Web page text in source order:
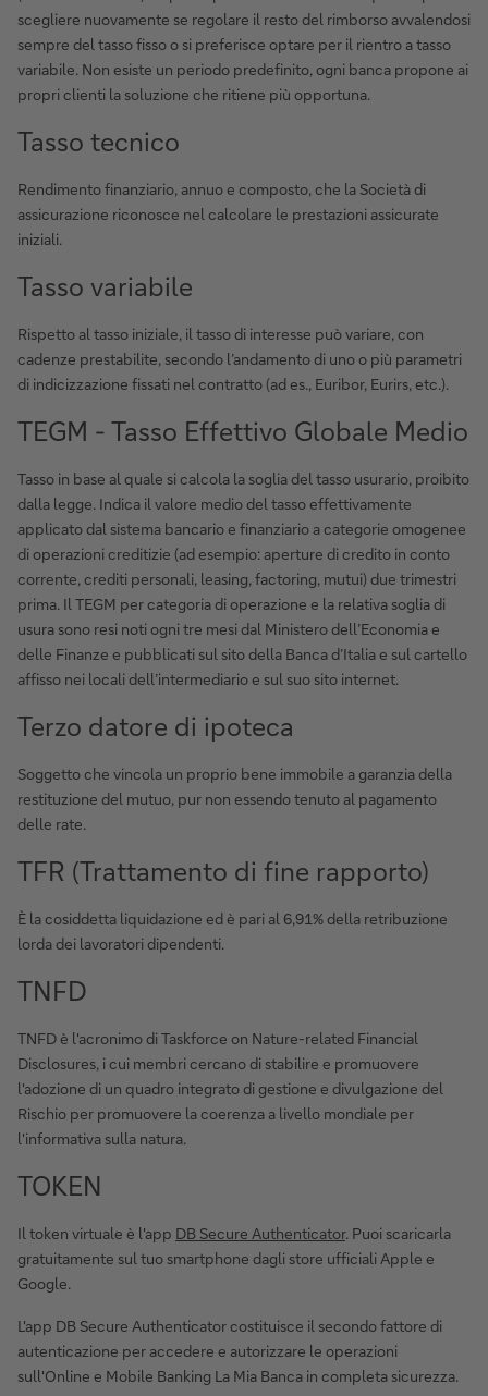
scegliere nuovamente se regolare il resto del rimborso avvalendosi
sempre del tasso fisso o si preferisce optare per il rientro a tasso
variabile. Non esiste un periodo predefinito, ogni banca propone ai
propri clienti la soluzione che ritiene più opportuna.
Tasso tecnico
Rendimento finanziario, annuo e composto, che la Società di
assicurazione riconosce nel calcolare le prestazioni assicurate
iniziali.
Tasso variabile
Rispetto al tasso iniziale, il tasso di interesse può variare, con
cadenze prestabilite, secondo l’andamento di uno o più parametri
di indicizzazione fissati nel contratto (ad es., Euribor, Eurirs, etc.).
TEGM - Tasso Effettivo Globale Medio
Tasso in base al quale si calcola la soglia del tasso usurario, proibito
dalla legge. Indica il valore medio del tasso effettivamente
applicato dal sistema bancario e finanziario a categorie omogenee
di operazioni creditizie (ad esempio: aperture di credito in conto
corrente, crediti personali, leasing, factoring, mutui) due trimestri
prima. Il TEGM per categoria di operazione e la relativa soglia di
usura sono resi noti ogni tre mesi dal Ministero dell’Economia e
delle Finanze e pubblicati sul sito della Banca d’Italia e sul cartello
affisso nei locali dell’intermediario e sul suo sito internet.
Terzo datore di ipoteca
Soggetto che vincola un proprio bene immobile a garanzia della
restituzione del mutuo, pur non essendo tenuto al pagamento
delle rate.
TFR (Trattamento di fine rapporto)
È la cosiddetta liquidazione ed è pari al 6,91% della retribuzione
lorda dei lavoratori dipendenti.
TNFD
TNFD è l'acronimo di Taskforce on Nature-related Financial
Disclosures, i cui membri cercano di stabilire e promuovere
l'adozione di un quadro integrato di gestione e divulgazione del
Rischio per promuovere la coerenza a livello mondiale per
l'informativa sulla natura.
TOKEN
Il token virtuale è l'app DB Secure Authenticator. Puoi scaricarla
gratuitamente sul tuo smartphone dagli store ufficiali Apple e
Google.
L'app DB Secure Authenticator costituisce il secondo fattore di
autenticazione per accedere e autorizzare le operazioni
sull'Online e Mobile Banking La Mia Banca in completa sicurezza.